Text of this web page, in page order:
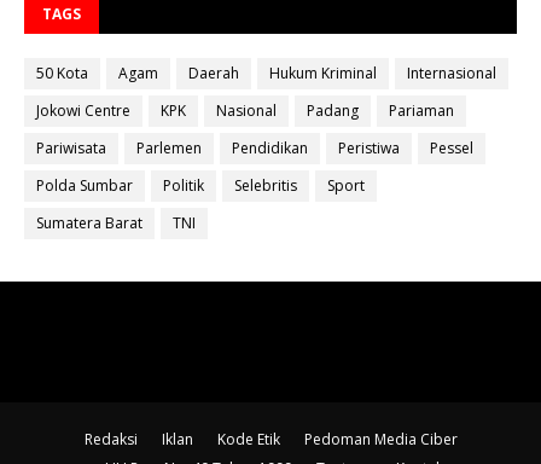
TAGS
50 Kota Agam Daerah Hukum Kriminal
Internasional
Jokowi Centre
KPK Nasional Padang
Pariaman
Pariwisata
Parlemen Pendidikan Peristiwa
Pessel
Polda Sumbar
Politik Selebritis
Sport
Sumatera Barat
TNI
Redaksi Iklan Kode Etik
Pedoman Media Ciber